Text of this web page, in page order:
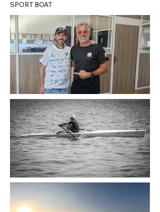
SPORT BOAT